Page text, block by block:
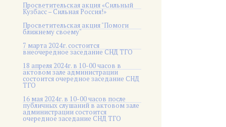
Просветительская акция «Сильный
Кузбасс – Сильная Россия!»
Просветительская акция "Помоги
ближнему своему"
7 марта 2024г. состоится
внеочередное заседание СНД ТГО
18 апреля 2024г. в 10-00 часов в
актовом зале администрации
состоится очередное заседание СНД
ТГО
16 мая 2024г. в 10-00 часов после
публичных слушаний в актовом зале
администрации состоится
очередное заседание СНД ТГО